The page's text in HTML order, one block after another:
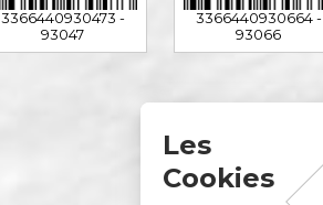
3366440930473 -
93047
3366440930664 -
93066
Les
Cookies